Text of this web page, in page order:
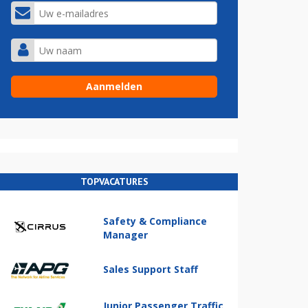
TOPVACATURES
Safety & Compliance
Manager
Sales Support Staff